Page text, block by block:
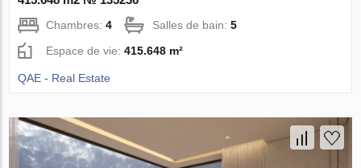
Chambres:4 Salles de bain:5
Espace de vie:415.648 m²
QAE - Real Estate